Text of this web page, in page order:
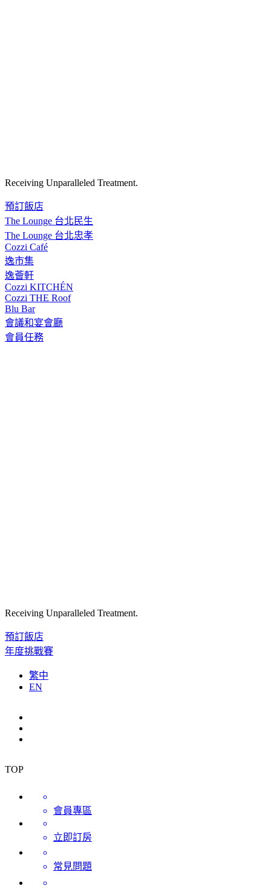
Receiving Unparalleled Treatment.
預訂飯店
The Lounge 台北民生
The Lounge 台北忠孝
Cozzi Café
逸市集
逸薈軒
Cozzi KITCHÉN
Cozzi THE Roof
Blu Bar
會議和宴會廳
會員任務
Receiving Unparalleled Treatment.
預訂飯店
年度挑戰賽
繁中
EN
TOP
會員專區
立即訂房
常見問題